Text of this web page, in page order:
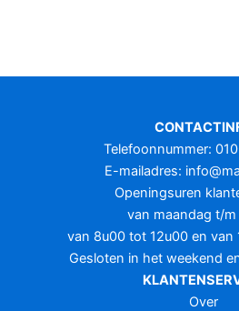
Telefoonnummer:
E-mailadres:
Openingsuren
van maandag t/m
van 8u00 tot 12u00 en van
Gesloten in het weekend
Over